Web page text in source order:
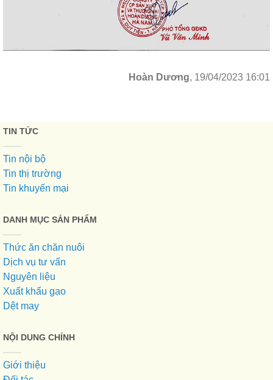
Hoàn Dương, 19/04/2023 16:01
TIN TỨC
Tin nội bộ
Tin thị trường
Tin khuyến mại
DANH MỤC SẢN PHẨM
Thức ăn chăn nuôi
Dịch vụ tư vấn
Nguyên liệu
Xuất khẩu gạo
Dệt may
NỘI DUNG CHÍNH
Giới thiệu